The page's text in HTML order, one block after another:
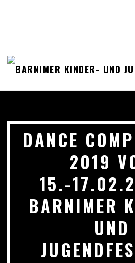
DANCE
2019
15.-
BARNIMER
UND